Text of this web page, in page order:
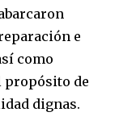
e
como
propósito de
dignas.